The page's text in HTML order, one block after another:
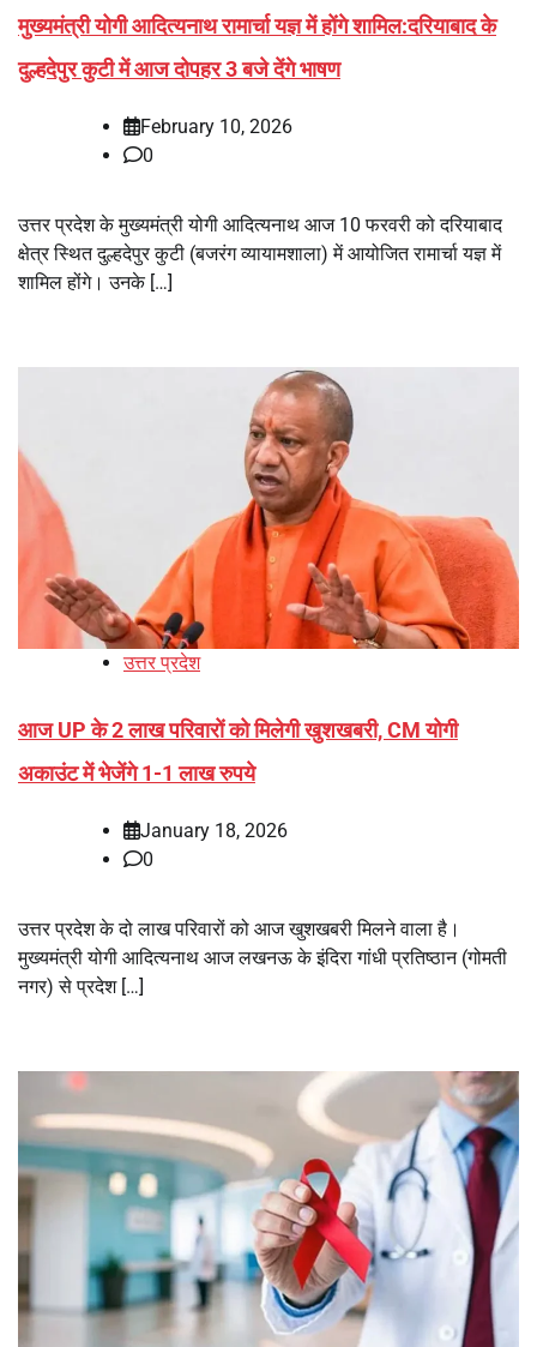
मुख्यमंत्री योगी आदित्यनाथ रामार्चा यज्ञ में होंगे शामिल:दरियाबाद के
दुल्हदेपुर कुटी में आज दोपहर 3 बजे देंगे भाषण
February 10, 2026
0
उत्तर प्रदेश के मुख्यमंत्री योगी आदित्यनाथ आज 10 फरवरी को दरियाबाद
क्षेत्र स्थित दुल्हदेपुर कुटी (बजरंग व्यायामशाला) में आयोजित रामार्चा यज्ञ में
शामिल होंगे। उनके […]
उत्तर प्रदेश
आज UP के 2 लाख परिवारों को मिलेगी खुशखबरी, CM योगी
अकाउंट में भेजेंगे 1-1 लाख रुपये
January 18, 2026
0
उत्तर प्रदेश के दो लाख परिवारों को आज खुशखबरी मिलने वाला है।
मुख्यमंत्री योगी आदित्यनाथ आज लखनऊ के इंदिरा गांधी प्रतिष्ठान (गोमती
नगर) से प्रदेश […]